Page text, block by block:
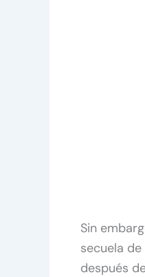
Sin
secuela
después